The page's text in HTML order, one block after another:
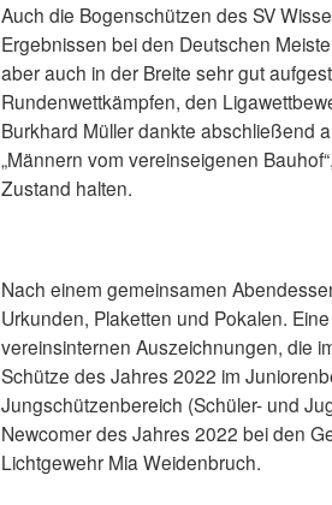
Auch die Bogenschützen des SV
Ergebnissen bei den Deutschen
aber auch in der Breite sehr gut
Rundenwettkämpfen, den
Burkhard Müller dankte abschließend
„Männern vom vereinseigenen
Zustand halten.
Nach einem gemeinsamen
Urkunden, Plaketten und Pokalen.
vereinsinternen Auszeichnungen, die
Schütze des Jahres 2022 im
Jungschützenbereich (Schüler- und
Newcomer des Jahres 2022 bei den
Lichtgewehr Mia Weidenbruch.